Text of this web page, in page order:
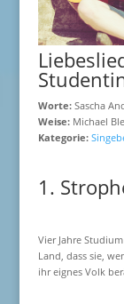
Worte:Sascha
Weise:Michael
Kategorie:
1.
Vier Jahre
Land, dass sie,
ihr eignes Volk